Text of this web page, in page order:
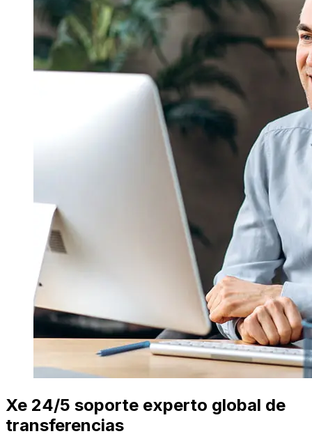
Xe 24/5 soporte experto global de
transferencias